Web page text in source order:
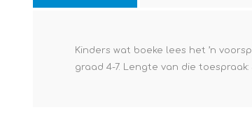
Kinders wat boeke lees het ’n
graad 4-7. Lengte van die toespraak: